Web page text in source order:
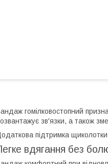
гомілковостопний
зв'язки, а також
підтримка
вдягання без